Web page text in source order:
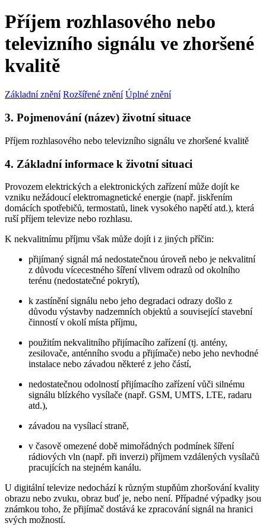
Příjem rozhlasového nebo
televizního signálu ve zhoršené
kvalitě
Základní znění Rozšířené znění Úplné znění
3. Pojmenování (název) životní situace
Příjem rozhlasového nebo televizního signálu ve zhoršené kvalitě
4. Základní informace k životní situaci
Provozem elektrických a elektronických zařízení může dojít ke
vzniku nežádoucí elektromagnetické energie (např. jiskřením
domácích spotřebičů, termostatů, linek vysokého napětí atd.), která
ruší příjem televize nebo rozhlasu.
K nekvalitnímu příjmu však může dojít i z jiných příčin:
přijímaný signál má nedostatečnou úroveň nebo je nekvalitní
z důvodu vícecestného šíření vlivem odrazů od okolního
terénu (nedostatečné pokrytí),
k zastínění signálu nebo jeho degradaci odrazy došlo z
důvodu výstavby nadzemních objektů a související stavební
činností v okolí místa příjmu,
použitím nekvalitního přijímacího zařízení (tj. antény,
zesilovače, anténního svodu a přijímače) nebo jeho nevhodné
instalace nebo závadou některé z jeho částí,
nedostatečnou odolností přijímacího zařízení vůči silnému
signálu blízkého vysílače (např. GSM, UMTS, LTE, radaru
atd.),
závadou na vysílací straně,
v časově omezené době mimořádných podmínek šíření
rádiových vln (např. při inverzi) příjmem vzdálených vysílačů
pracujících na stejném kanálu.
U digitální televize nedochází k různým stupňům zhoršování kvality
obrazu nebo zvuku, obraz buď je, nebo není. Případné výpadky jsou
známkou toho, že přijímač dostává ke zpracování signál na hranici
svých možností.